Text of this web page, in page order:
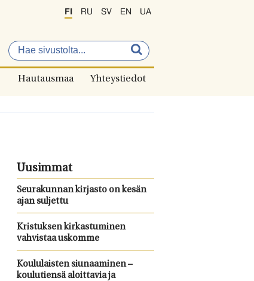
FI RU SV EN UA
Hautausmaa Yhteystiedot
Uusimmat
Seurakunnan kirjasto on kesän
ajan suljettu
Kristuksen kirkastuminen
vahvistaa uskomme
Koululaisten siunaaminen –
koulutiensä aloittavia ja